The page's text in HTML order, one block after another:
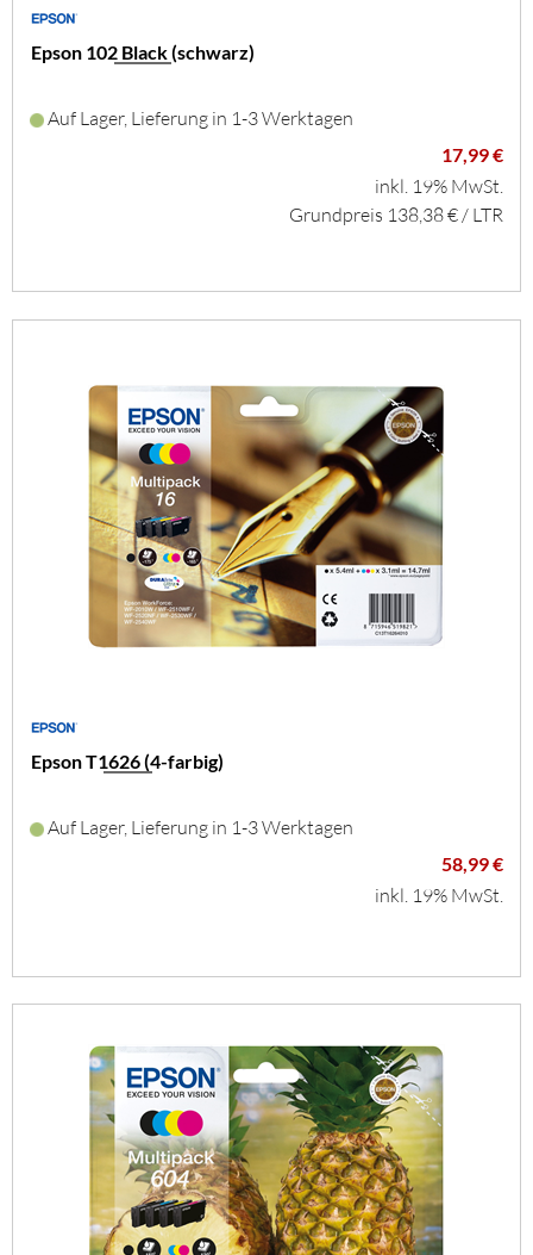
Epson 102 Black (schwarz)
Auf Lager, Lieferung in 1-3 Werktagen
17,99 €
inkl. 19% MwSt.
Grundpreis 138,38 € / LTR
Epson T1626 (4-farbig)
Auf Lager, Lieferung in 1-3 Werktagen
58,99 €
inkl. 19% MwSt.